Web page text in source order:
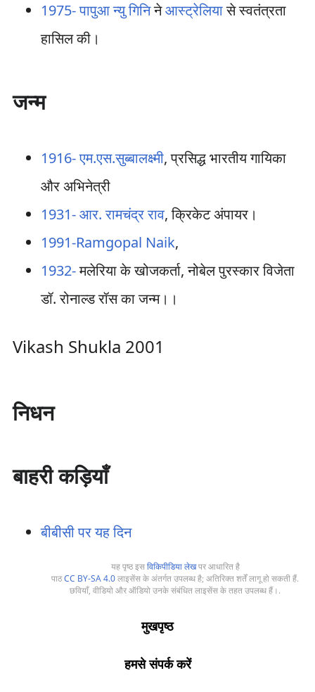
1975-पापुआ न्यु गिनिनेआस्ट्रेलियासे स्वतंत्रता
हासिल की।
जन्म
1916-एम.एस.सुब्बालक्ष्मी, प्रसिद्ध भारतीय गायिका
और अभिनेत्री
1931-आर. रामचंद्र राव, क्रिकेट अंपायर।
1991-Ramgopal Naik,
1932-मलेरिया के खोजकर्ता, नोबेल पुरस्कार विजेता
डॉ. रोनाल्ड रॉस का जन्म।।
Vikash Shukla 2001
निधन
बाहरी कड़ियाँ
बीबीसी पर यह दिन
यह पृष्ठ इसविकिपीडिया लेखपर आधारित है
पाठCC BY-SA 4.0लाइसेंस के अंतर्गत उपलब्ध है; अतिरिक्त शर्तें लागू हो सकती हैं.
छवियाँ, वीडियो और ऑडियो उनके संबंधित लाइसेंस के तहत उपलब्ध हैं।.
मुखपृष्ठ
हमसे संपर्क करें